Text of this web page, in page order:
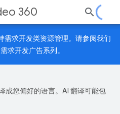
360
需求开发类资源管理。请参阅我们
求开发广告系列。
成您偏好的语言。AI 翻译可能包